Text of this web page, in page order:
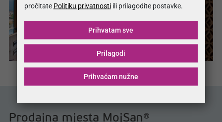
Prodajna mjesta MojSan®
pročitate Politiku privatnostiili prilagodite postavke.
Prihvaćam nužne
Prilagodi
Prihvatam sve